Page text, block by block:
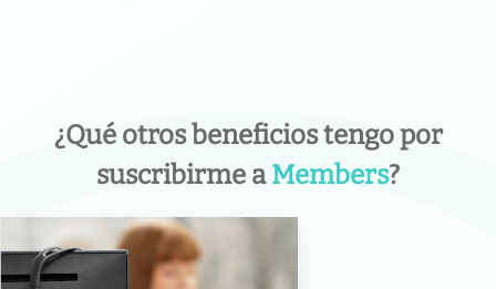
¿Qué otros beneficios tengo por
suscribirme aMembers?